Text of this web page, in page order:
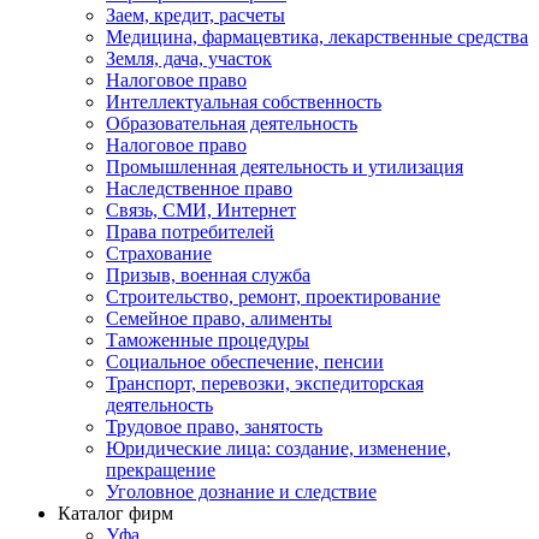
Заем, кредит, расчеты
Медицина, фармацевтика, лекарственные средства
Земля, дача, участок
Налоговое право
Интеллектуальная собственность
Образовательная деятельность
Налоговое право
Промышленная деятельность и утилизация
Наследственное право
Связь, СМИ, Интернет
Права потребителей
Страхование
Призыв, военная служба
Строительство, ремонт, проектирование
Семейное право, алименты
Таможенные процедуры
Социальное обеспечение, пенсии
Транспорт, перевозки, экспедиторская
деятельность
Трудовое право, занятость
Юридические лица: создание, изменение,
прекращение
Уголовное дознание и следствие
Каталог фирм
Уфа